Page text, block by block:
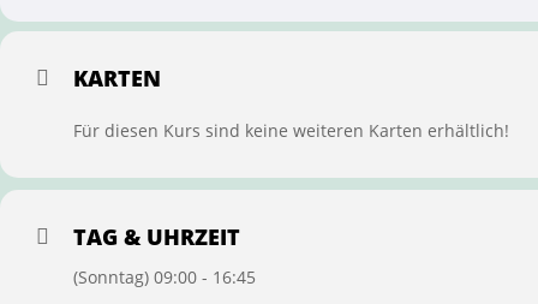
KARTEN
Für diesen Kurs sind keine weiteren Karten erhältlich!
TAG & UHRZEIT
(Sonntag) 09:00 - 16:45